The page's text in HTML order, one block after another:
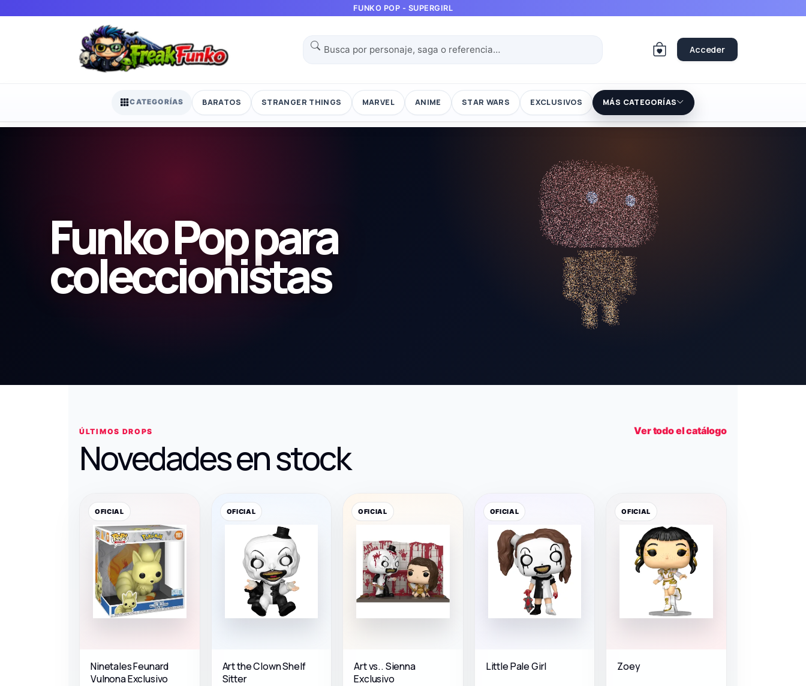
FUNKO POP - SUPERGIRL
Acceder
CATEGORÍAS BARATOS STRANGER THINGS MARVEL ANIME STAR WARS EXCLUSIVOS MÁS CATEGORÍAS
Funko Pop para
coleccionistas
ÚLTIMOS DROPS
Novedades en stock
Ver todo el catálogo
OFICIAL
Ninetales Feunard
Vulnona Exclusivo
OFICIAL
Art the Clown Shelf
Sitter
OFICIAL
Art vs.. Sienna
Exclusivo
OFICIAL
Little Pale Girl
OFICIAL
Zoey